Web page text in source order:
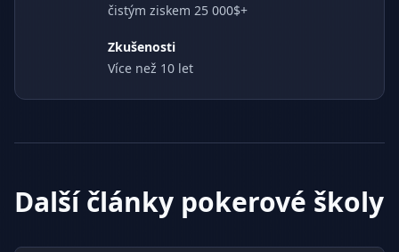
čistým ziskem 25 000$+
Zkušenosti
Více než 10 let
Další články pokerové školy